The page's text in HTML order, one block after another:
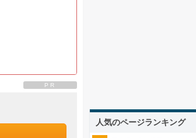
PR
人気のページランキング